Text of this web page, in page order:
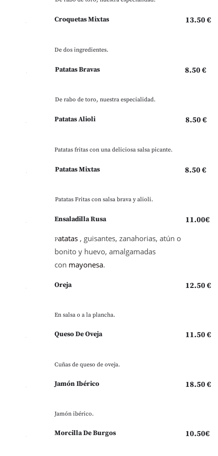
Croquetas Mixtas
De dos ingredientes.
13.50 €
Patatas Bravas
De rabo de toro, nuestra especialidad.
8.50 €
Patatas Alioli
Patatas fritas con una deliciosa salsa picante.
8.50 €
Patatas Mixtas
Patatas Fritas con salsa brava y alioli.
8.50 €
Ensaladilla Rusa
Patatas , guisantes, zanahorias, atún o
bonito y huevo, amalgamadas
con mayonesa.
11.00€
Oreja
En salsa o a la plancha.
12.50 €
Queso De Oveja
Cuñas de queso de oveja.
11.50 €
Jamón Ibérico
Jamón ibérico.
18.50 €
Morcilla De Burgos 10.50€